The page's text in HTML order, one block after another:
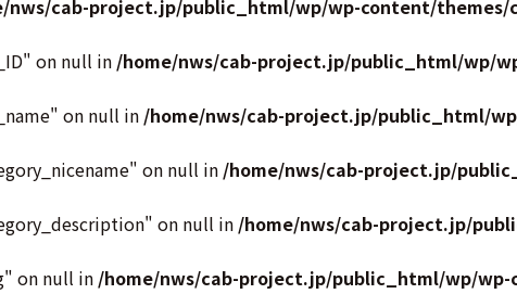
nws/cab-project.jp/public_html/wp/wp-content/themes/
on null in /home/nws/cab-project.jp/public_html/wp/
on null in /home/nws/cab-project.jp/public_html/
on null in /home/nws/cab-project.jp/
on null in /home/nws/cab-project.jp/
on null in /home/nws/cab-project.jp/public_html/wp/